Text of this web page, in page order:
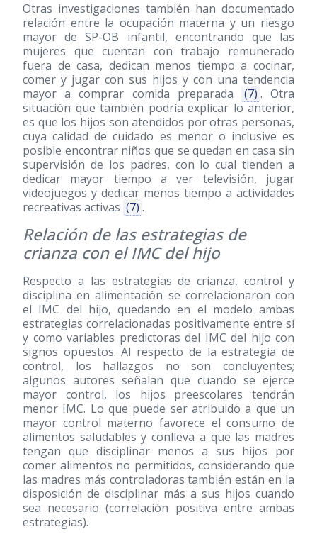
Otras investigaciones también han documentado
relación entre la ocupación materna y un riesgo
mayor de SP-OB infantil, encontrando que las
mujeres que cuentan con trabajo remunerado
fuera de casa, dedican menos tiempo a cocinar,
comer y jugar con sus hijos y con una tendencia
mayor a comprar comida preparada
(7) . Otra
situación que también podría explicar lo anterior,
es que los hijos son atendidos por otras personas,
cuya calidad de cuidado es menor o inclusive es
posible encontrar niños que se quedan en casa sin
supervisión de los padres, con lo cual tienden a
dedicar mayor tiempo a ver televisión, jugar
videojuegos y dedicar menos tiempo a actividades
recreativas activas (7) .
Relación de las estrategias de
crianza con el IMC del hijo
Respecto a las estrategias de crianza, control y
disciplina en alimentación se correlacionaron con
el IMC del hijo, quedando en el modelo ambas
estrategias correlacionadas positivamente entre sí
y como variables predictoras del IMC del hijo con
signos opuestos. Al respecto de la estrategia de
control, los hallazgos no son concluyentes;
algunos autores señalan que cuando se ejerce
mayor control, los hijos preescolares tendrán
menor IMC. Lo que puede ser atribuido a que un
mayor control materno favorece el consumo de
alimentos saludables y conlleva a que las madres
tengan que disciplinar menos a sus hijos por
comer alimentos no permitidos, considerando que
las madres más controladoras también están en la
disposición de disciplinar más a sus hijos cuando
sea necesario (correlación positiva entre ambas
estrategias).